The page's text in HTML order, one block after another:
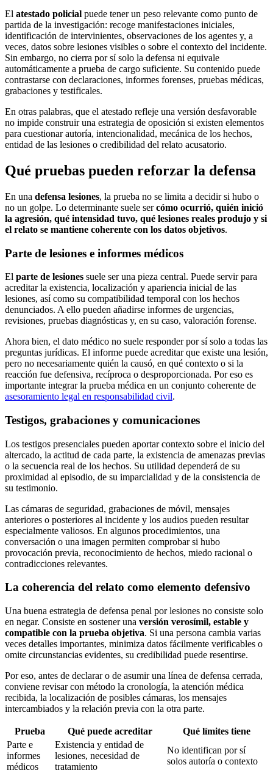
El atestado policial puede tener un peso relevante como punto de
partida de la investigación: recoge manifestaciones iniciales,
identificación de intervinientes, observaciones de los agentes y, a
veces, datos sobre lesiones visibles o sobre el contexto del incidente.
Sin embargo, no cierra por sí solo la defensa ni equivale
automáticamente a prueba de cargo suficiente. Su contenido puede
contrastarse con declaraciones, informes forenses, pruebas médicas,
grabaciones y testificales.
En otras palabras, que el atestado refleje una versión desfavorable
no impide construir una estrategia de oposición si existen elementos
para cuestionar autoría, intencionalidad, mecánica de los hechos,
entidad de las lesiones o credibilidad del relato acusatorio.
Qué pruebas pueden reforzar la defensa
En una defensa lesiones, la prueba no se limita a decidir si hubo o
no un golpe. Lo determinante suele sercómo ocurrió, quién inició
la agresión, qué intensidad tuvo, qué lesiones reales produjo y si
el relato se mantiene coherente con los datos objetivos.
Parte de lesiones e informes médicos
El parte de lesiones suele ser una pieza central. Puede servir para
acreditar la existencia, localización y apariencia inicial de las
lesiones, así como su compatibilidad temporal con los hechos
denunciados. A ello pueden añadirse informes de urgencias,
revisiones, pruebas diagnósticas y, en su caso, valoración forense.
Ahora bien, el dato médico no suele responder por sí solo a todas las
preguntas jurídicas. El informe puede acreditar que existe una lesión,
pero no necesariamente quién la causó, en qué contexto o si la
reacción fue defensiva, recíproca o desproporcionada. Por eso es
importante integrar la prueba médica en un conjunto coherente de
asesoramiento legal en responsabilidad civil.
Testigos, grabaciones y comunicaciones
Los testigos presenciales pueden aportar contexto sobre el inicio del
altercado, la actitud de cada parte, la existencia de amenazas previas
o la secuencia real de los hechos. Su utilidad dependerá de su
proximidad al episodio, de su imparcialidad y de la consistencia de
su testimonio.
Las cámaras de seguridad, grabaciones de móvil, mensajes
anteriores o posteriores al incidente y los audios pueden resultar
especialmente valiosos. En algunos procedimientos, una
conversación o una imagen permiten comprobar si hubo
provocación previa, reconocimiento de hechos, miedo racional o
contradicciones relevantes.
La coherencia del relato como elemento defensivo
Una buena estrategia de defensa penal por lesiones no consiste solo
en negar. Consiste en sostener una versión verosímil, estable y
compatible con la prueba objetiva. Si una persona cambia varias
veces detalles importantes, minimiza datos fácilmente verificables o
omite circunstancias evidentes, su credibilidad puede resentirse.
Por eso, antes de declarar o de asumir una línea de defensa cerrada,
conviene revisar con método la cronología, la atención médica
recibida, la localización de posibles cámaras, los mensajes
intercambiados y la relación previa con la otra parte.
Prueba Qué puede acreditar
Qué límites tiene
Parte e
informes
médicos
Existencia y entidad de
lesiones, necesidad de
tratamiento
No identifican por sí
solos autoría o contexto